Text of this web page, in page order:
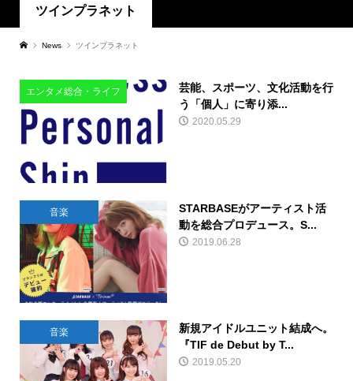
ツインプラネット
News ツインプラネット
エンタメ総合・ライフ
芸能、スポーツ、文化活動を行
う「個人」に寄り添...
2020.05.29
音楽
STARBASEがアーティスト活
動を総合プロデュース。S...
2019.06.28
音楽
新規アイドルユニット結成へ。
『TIF de Debut by T...
2019.05.20